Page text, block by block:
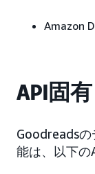
Amazon
API固有
Goodreads
能は、以下